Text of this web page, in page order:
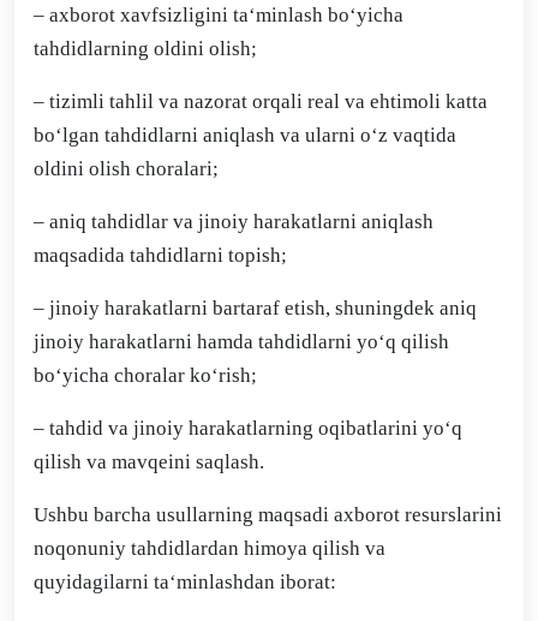
– axborot xavfsizligini ta‘minlash bo‘yicha
tahdidlarning oldini olish;
– tizimli tahlil va nazorat orqali real va ehtimoli katta
bo‘lgan tahdidlarni aniqlash va ularni o‘z vaqtida
oldini olish choralari;
– aniq tahdidlar va jinoiy harakatlarni aniqlash
maqsadida tahdidlarni topish;
– jinoiy harakatlarni bartaraf etish, shuningdek aniq
jinoiy harakatlarni hamda tahdidlarni yo‘q qilish
bo‘yicha choralar ko‘rish;
– tahdid va jinoiy harakatlarning oqibatlarini yo‘q
qilish va mavqeini saqlash.
Ushbu barcha usullarning maqsadi axborot resurslarini
noqonuniy tahdidlardan himoya qilish va
quyidagilarni ta‘minlashdan iborat: